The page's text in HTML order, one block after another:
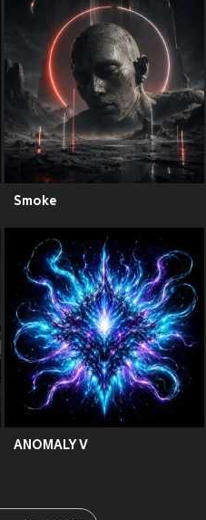
Smoke
ANOMALY V